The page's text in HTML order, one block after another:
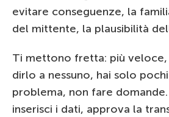
evitare conseguenze, la
del mittente, la plausibilità
Ti mettono fretta: più
dirlo a nessuno, hai solo
problema, non fare
inserisci i dati, approva la